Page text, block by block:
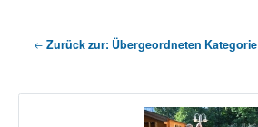
Zurück zur: Übergeordneten Kategorie